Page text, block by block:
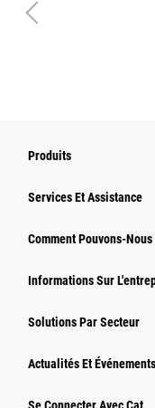
Produits
Services Et Assistance
Comment Pouvons-
Informations Sur
Solutions Par Secteur
Actualités Et Événements